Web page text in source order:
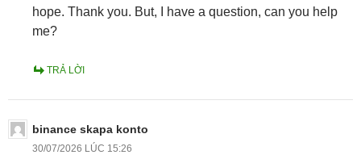
hope. Thank you. But, I have a question, can you help
me?
TRẢ LỜI
binance skapa konto
30/07/2026 LÚC 15:26